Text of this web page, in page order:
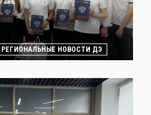
РЕГИОНАЛЬНЫЕ НОВОСТИ ДЭ